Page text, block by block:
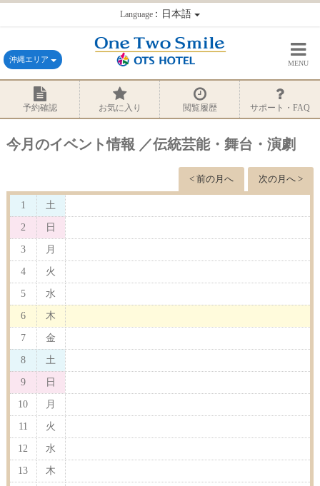
Language：日本語
沖縄エリア MENU
予約確認 お気に入り 閲覧履歴 サポート・FAQ
今月のイベント情報 ／伝統芸能・舞台・演劇
次の月へ >
< 前の月へ
1 土
2 日
3 月
4 火
5 水
6 木
7 金
8 土
9 日
10 月
11 火
12 水
13 木